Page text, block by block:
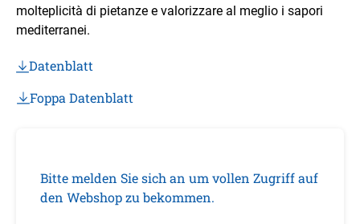
molteplicità di pietanze e valorizzare al meglio i sapori
mediterranei.
Datenblatt
Foppa Datenblatt
Bitte melden Sie sich an um vollen Zugriff auf
den Webshop zu bekommen.